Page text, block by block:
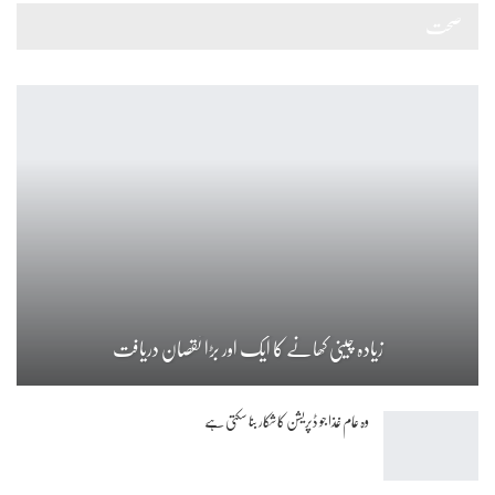
زیادہ چینی کھانے کا ایک اور بڑا نقصان دریافت
وہ عام غذا جو ڈپریشن کا شکار بنا سکتی ہے